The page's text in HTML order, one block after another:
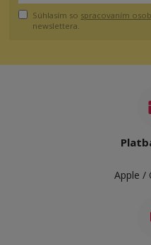
Súhlasím so spracovaním
newslettera.
Apple /